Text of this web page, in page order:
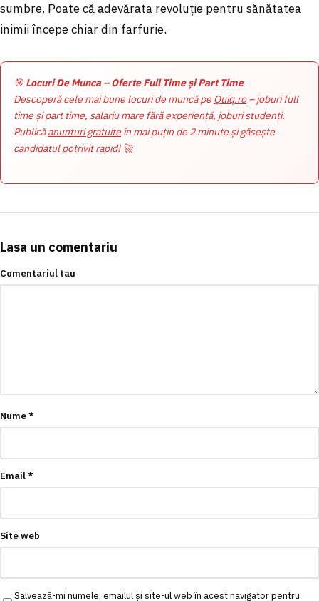
sumbre. Poate că adevărata revoluție pentru sănătatea
inimii începe chiar din farfurie.
🎯 Locuri De Munca – Oferte Full Time și Part Time
Descoperă cele mai bune locuri de muncă pe Quiq.ro– joburi full
time și part time, salariu mare fără experiență, joburi studenți.
Publicăanunturi gratuite în mai puțin de 2 minute și găsește
candidatul potrivit rapid! 🚀
Lasa un comentariu
Comentariul tau
Nume*
Email*
Site web
Salvează-mi numele, emailul și site-ul web în acest navigator pentru